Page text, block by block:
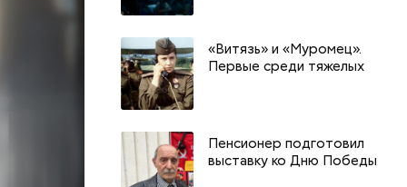
«Витязь» и «Муромец».
Первые среди тяжелых
Пенсионер подготовил
выставку ко Дню Победы